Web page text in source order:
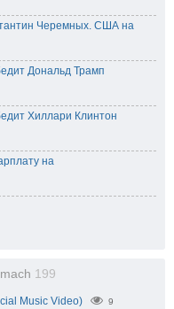
Черемных. США на
Дональд Трамп
Хиллари Клинтон
на
199
Music Video) 9